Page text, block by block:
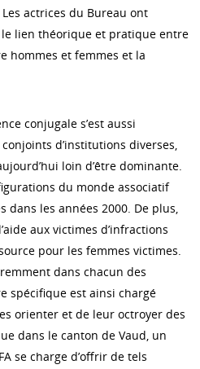
actrices du Bureau ont
lien théorique et pratique entre
hommes et femmes et la
conjugale s’est aussi
d’institutions diverses,
loin d’être dominante.
du monde associatif
dans les années 2000. De plus,
aux victimes d’infractions
pour les femmes victimes.
dans chacun des
spécifique est ainsi chargé
orienter et de leur octroyer des
dans le canton de Vaud, un
se charge d’offrir de tels